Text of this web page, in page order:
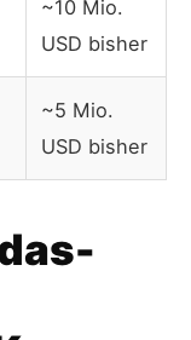
~10 Mio.
USD bisher
~5 Mio.
USD bisher